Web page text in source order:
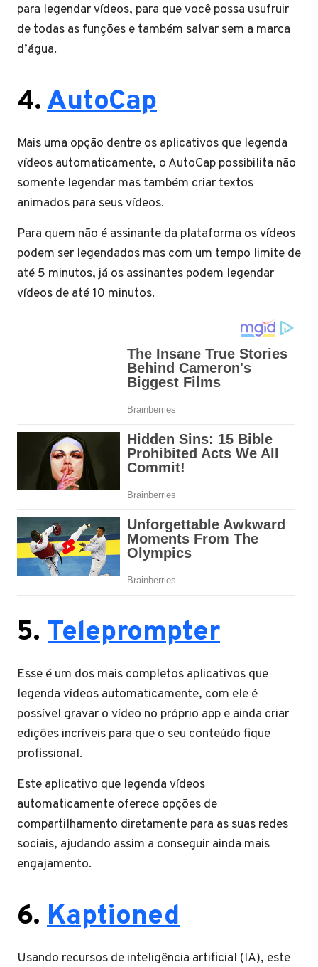
para legendar vídeos, para que você possa usufruir
de todas as funções e também salvar sem a marca
d’água.
4.AutoCap
Mais uma opção dentre os aplicativos que legenda
vídeos automaticamente, o AutoCap possibilita não
somente legendar mas também criar textos
animados para seus vídeos.
Para quem não é assinante da plataforma os vídeos
podem ser legendados mas com um tempo limite de
até 5 minutos, já os assinantes podem legendar
vídeos de até 10 minutos.
5. Teleprompter
Esse é um dos mais completos aplicativos que
legenda vídeos automaticamente, com ele é
possível gravar o vídeo no próprio app e ainda criar
edições incríveis para que o seu conteúdo fique
profissional.
Este aplicativo que legenda vídeos
automaticamente oferece opções de
compartilhamento diretamente para as suas redes
sociais, ajudando assim a conseguir ainda mais
engajamento.
6. Kaptioned
Usando recursos de inteligência artificial (IA), este